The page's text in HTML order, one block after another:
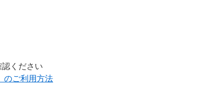
ください
のご利用方法